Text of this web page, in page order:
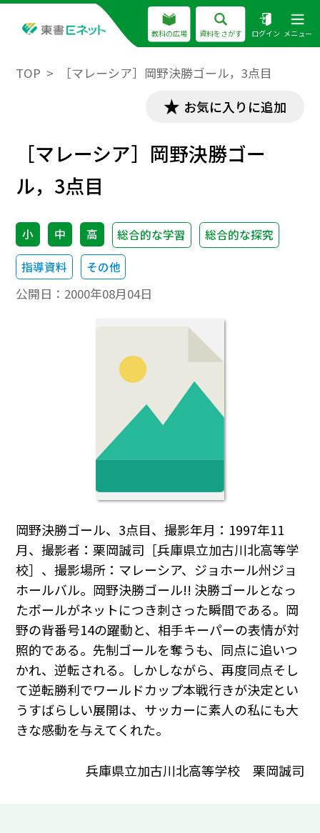
教科の広場 資料をさがす ログイン メニュー
TOP ［マレーシア］岡野決勝ゴール，3点目
お気に入りに追加
［マレーシア］岡野決勝ゴー
ル，3点目
小 中 高 総合的な学習
総合的な探究
指導資料
その他
公開日： 2000年08月04日
岡野決勝ゴール、3点目、撮影年月：1997年11
月、撮影者：栗岡誠司［兵庫県立加古川北高等学
校］、撮影場所：マレーシア、ジョホール州ジョ
ホールバル。岡野決勝ゴール!! 決勝ゴールとなっ
たボールがネットにつき刺さった瞬間である。岡
野の背番号14の躍動と、相手キーパーの表情が対
照的である。先制ゴールを奪うも、同点に追いつ
かれ、逆転される。しかしながら、再度同点そし
て逆転勝利でワールドカップ本戦行きが決定とい
うすばらしい展開は、サッカーに素人の私にも大
きな感動を与えてくれた。
兵庫県立加古川北高等学校 栗岡誠司